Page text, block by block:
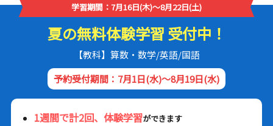
学習期間：7月16日(木)～8月22日(土)
夏の無料体験学習 受付中！
【教科】算数・数学/英語/国語
予約受付期間：7月1日(水)～8月19日(水)
1週間で計2回、体験学習ができます